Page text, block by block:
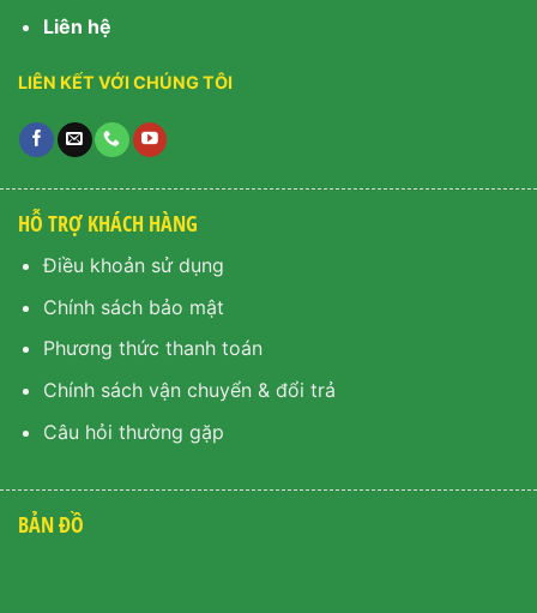
Liên hệ
LIÊN KẾT VỚI CHÚNG TÔI
HỖ TRỢ KHÁCH HÀNG
Điều khoản sử dụng
Chính sách bảo mật
Phương thức thanh toán
Chính sách vận chuyển & đổi trả
Câu hỏi thường gặp
BẢN ĐỒ